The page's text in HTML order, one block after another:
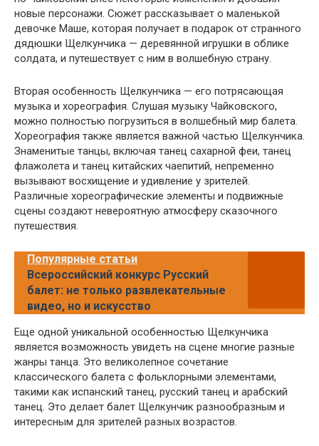
новые персонажи. Сюжет рассказывает о маленькой
девочке Маше, которая получает в подарок от странного
дядюшки Щелкунчика — деревянной игрушки в облике
солдата, и путешествует с ним в волшебную страну.
Вторая особенность Щелкунчика — его потрясающая
музыка и хореография. Слушая музыку Чайковского,
можно полностью погрузиться в волшебный мир балета.
Хореография также является важной частью Щелкунчика.
Знаменитые танцы, включая танец сахарной феи, танец
флажолета и танец китайских чаепитий, непременно
вызывают восхищение и удивление у зрителей.
Различные хореографические элементы и подвижные
сцены создают невероятную атмосферу сказочного
путешествия.
Популярные статьи
Всероссийский конкурс Русский
балет: не только развлекательные
видео, но и искусство
Еще одной уникальной особенностью Щелкунчика
является возможность увидеть на сцене многие разные
жанры танца. Это великолепное сочетание
классического балета с фольклорными элементами,
такими как испанский танец, русский танец и арабский
танец. Это делает балет Щелкунчик разнообразным и
интересным для зрителей разных возрастов.